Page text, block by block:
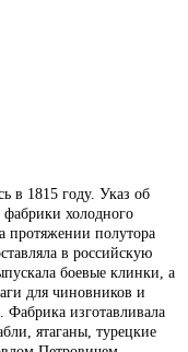
в 1815 году. Указ об
фабрики холодного
протяжении полутора
в российскую
боевые клинки, а
для чиновников и
Фабрика изготавливала
ятаганы, турецкие